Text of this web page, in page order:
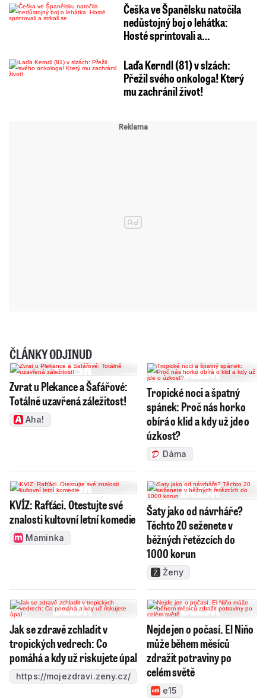
Češka ve Španělsku natočila
nedůstojný boj o lehátka:
Hosté sprintovali a…
Laďa Kerndl (81) v slzách:
Přežil svého onkologa! Který
mu zachránil život!
ČLÁNKY ODJINUD
Zvrat u Plekance a Šafářové:
Totálně uzavřená záležitost!
Aha!
Tropické noci a špatný
spánek: Proč nás horko
obírá o klid a kdy už jde o
úzkost?
Dáma
KVÍZ: Rafťáci. Otestujte své
znalosti kultovní letní komedie
Maminka
Šaty jako od návrháře?
Těchto 20 seženete v
běžných řetězcích do
1000 korun
Ženy
Jak se zdravě zchladit v
tropických vedrech: Co
pomáhá a kdy už riskujete úpal
https://mojezdravi.zeny.cz/
Nejde jen o počasí. El Niňo
může během měsíců
zdražit potraviny po
celém světě
e15